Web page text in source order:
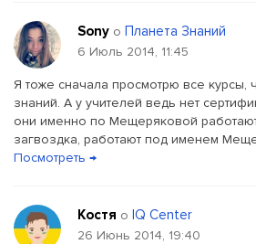
Sony о Планета Знаний
6 Июль 2014, 11:45
Я тоже сначала просмотрю все курсы,
знаний. А у учителей ведь нет
они именно по Мещеряковой
загвоздка, работают под именем
Посмотреть →
Костя о IQ Center
26 Июнь 2014, 19:40